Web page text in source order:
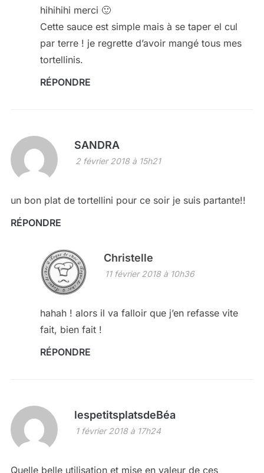
hihihihi merci 🙂
Cette sauce est simple mais à se taper el cul
par terre ! je regrette d’avoir mangé tous mes
tortellinis.
RÉPONDRE
SANDRA
2 février 2018 à 15h21
un bon plat de tortellini pour ce soir je suis partante!!
RÉPONDRE
Christelle
11 février 2018 à 10h36
hahah ! alors il va falloir que j’en refasse vite
fait, bien fait !
RÉPONDRE
lespetitsplatsdeBéa
1 février 2018 à 17h24
Quelle belle utilisation et mise en valeur de ces